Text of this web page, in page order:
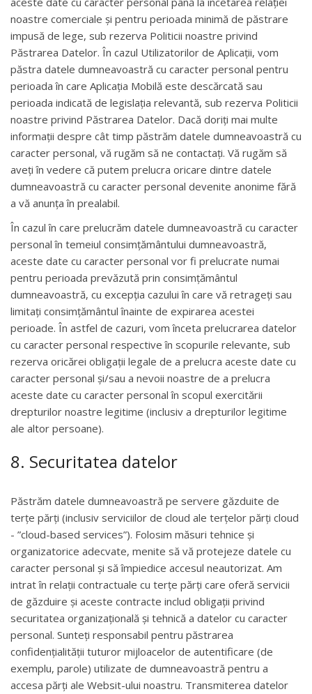
noastre comerciale și pentru perioada minimă de păstrare
impusă de lege, sub rezerva Politicii noastre privind
Păstrarea Datelor. În cazul Utilizatorilor de Aplicații, vom
păstra datele dumneavoastră cu caracter personal pentru
perioada în care Aplicația Mobilă este descărcată sau
perioada indicată de legislația relevantă, sub rezerva Politicii
noastre privind Păstrarea Datelor. Dacă doriți mai multe
informații despre cât timp păstrăm datele dumneavoastră cu
caracter personal, vă rugăm să ne contactați. Vă rugăm să
aveţi în vedere că putem prelucra oricare dintre datele
dumneavoastră cu caracter personal devenite anonime fără
a vă anunța în prealabil.
În cazul în care prelucrăm datele dumneavoastră cu caracter
personal în temeiul consimțământului dumneavoastră,
aceste date cu caracter personal vor fi prelucrate numai
pentru perioada prevăzută prin consimțământul
dumneavoastră, cu excepția cazului în care vă retrageți sau
limitați consimțământul înainte de expirarea acestei
perioade. În astfel de cazuri, vom înceta prelucrarea datelor
cu caracter personal respective în scopurile relevante, sub
rezerva oricărei obligații legale de a prelucra aceste date cu
caracter personal și/sau a nevoii noastre de a prelucra
aceste date cu caracter personal în scopul exercitării
drepturilor noastre legitime (inclusiv a drepturilor legitime
ale altor persoane).
8. Securitatea datelor
Păstrăm datele dumneavoastră pe servere găzduite de
terțe părți (inclusiv serviciilor de cloud ale terţelor părţi cloud
- ”cloud-based services”). Folosim măsuri tehnice și
organizatorice adecvate, menite să vă protejeze datele cu
caracter personal și să împiedice accesul neautorizat. Am
intrat în relații contractuale cu terţe părţi care oferă servicii
de găzduire și aceste contracte includ obligații privind
securitatea organizațională și tehnică a datelor cu caracter
personal. Sunteți responsabil pentru păstrarea
confidențialității tuturor mijloacelor de autentificare (de
exemplu, parole) utilizate de dumneavoastră pentru a
accesa părți ale Websit-ului noastru. Transmiterea datelor